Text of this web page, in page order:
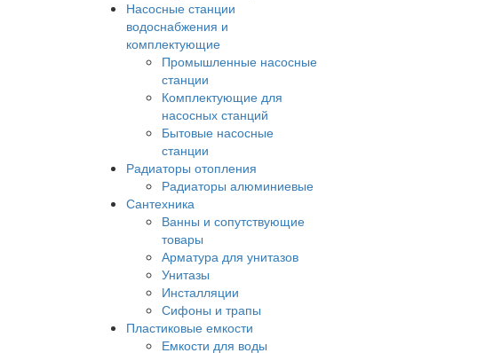
Насосные станции
водоснабжения и
комплектующие
Промышленные насосные
станции
Комплектующие для
насосных станций
Бытовые насосные
станции
Радиаторы отопления
Радиаторы алюминиевые
Сантехника
Ванны и сопутствующие
товары
Арматура для унитазов
Унитазы
Инсталляции
Сифоны и трапы
Пластиковые емкости
Емкости для воды